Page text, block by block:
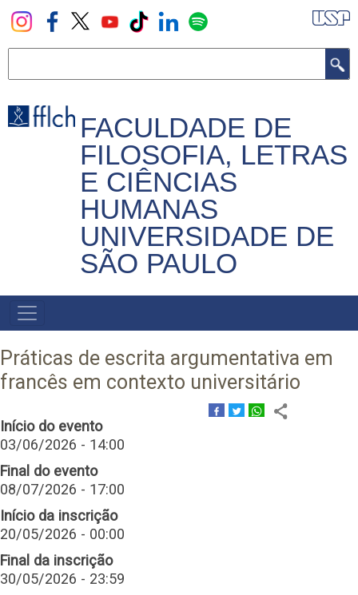
Pular
para
principal
FACULDADE DE
FILOSOFIA, LETRAS
E CIÊNCIAS
HUMANAS
UNIVERSIDADE DE
SÃO PAULO
NAVEGADOR
PRINCIPAL
Práticas de escrita argumentativa em
francês em contexto universitário
Início do evento
03/06/2026 - 14:00
Final do evento
08/07/2026 - 17:00
Início da inscrição
20/05/2026 - 00:00
Final da inscrição
30/05/2026 - 23:59